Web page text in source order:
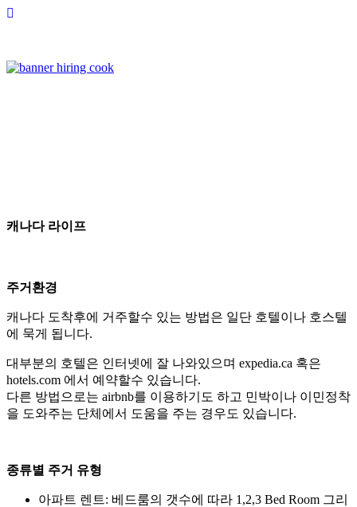
캐나다 라이프
주거환경
캐나다 도착후에 거주할수 있는 방법은 일단 호텔이나 호스텔
에 묵게 됩니다.
대부분의 호텔은 인터넷에 잘 나와있으며 expedia.ca 혹은
hotels.com 에서 예약할수 있습니다.
다른 방법으로는 airbnb를 이용하기도 하고 민박이나 이민정착
을 도와주는 단체에서 도움을 주는 경우도 있습니다.
종류별 주거 유형
아파트 렌트: 베드룸의 갯수에 따라 1,2,3 Bed Room 그리